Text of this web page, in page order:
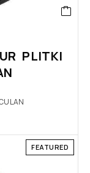
PLITKI
FEATURED